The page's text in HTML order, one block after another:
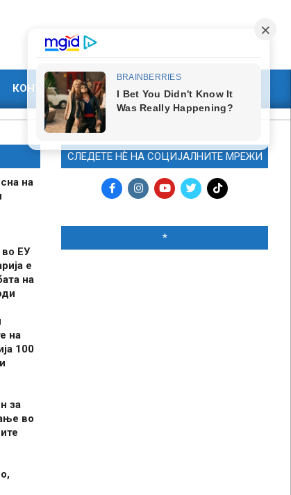
КОНТАКТ МАРКЕТИНГ
на
во ЕУ
е
на
на
100
за
во
СЛЕДЕТЕ НЀ НА СОЦИЈАЛНИТЕ МРЕЖИ
*